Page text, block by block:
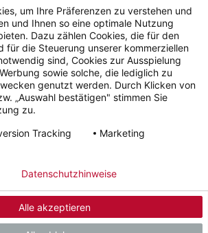
dati consegna
YouTube LinkedIn
ELTRON GmbH & Co. KG (DE)
um Ihre Präferenzen zu verstehen und
und Ihnen so eine optimale Nutzung
Dazu zählen Cookies, die für den
für die Steuerung unserer kommerziellen
sind, Cookies zur Ausspielung
sowie solche, die lediglich zu
genutzt werden. Durch Klicken von
„Auswahl bestätigen" stimmen Sie
zu.
Tracking
Marketing
Alle akzeptieren
Datenschutzhinweise